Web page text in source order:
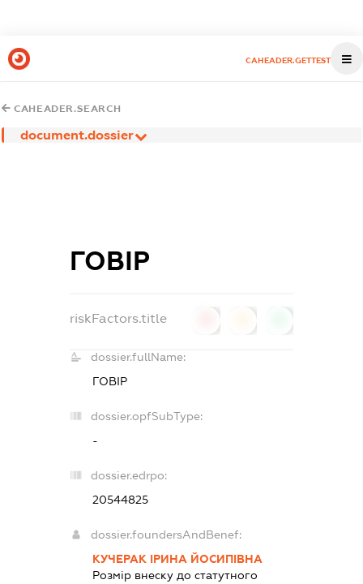
CAHEADER.GETTEST
CAHEADER.SEARCH
document.dossier
ГОВІР
riskFactors.title
dossier.fullName:
ГОВІР
dossier.opfSubType:
-
dossier.edrpo:
20544825
dossier.foundersAndBenef:
КУЧЕРАК ІРИНА ЙОСИПІВНА
Розмір внеску до статутного